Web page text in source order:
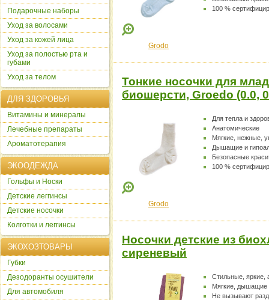
100 %
Grodo
Тонкие носочки для
биошерсти, Groedo (0.0,
Для тепла и
Анатомические
Мягкие, нежные,
Дышащие и
Безопасные
100 %
Grodo
Носочки детские из
сиреневый
Стильные, яркие,
Мягкие, дышащие
Не вызывают
Подарочные наборы
Уход за волосами
Уход за кожей лица
Уход за полостью рта и
губами
Уход за телом
ДЛЯ ЗДОРОВЬЯ
Витамины и минералы
Лечебные препараты
Ароматотерапия
ЭКООДЕЖДА
Гольфы и Носки
Детские леггинсы
Детские носочки
Колготки и леггинсы
ЭКОХОЗТОВАРЫ
Губки
Дезодоранты осушители
Для автомобиля